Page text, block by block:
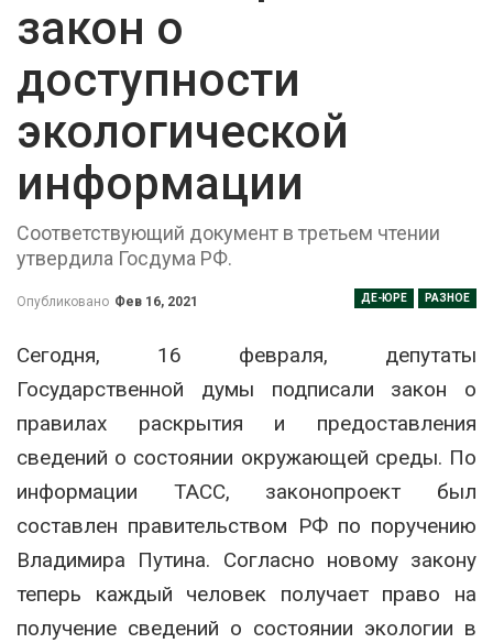
закон о
доступности
экологической
информации
Соответствующий документ в третьем чтении
утвердила Госдума РФ.
ДЕ-ЮРЕ РАЗНОЕ
Опубликовано Фев 16, 2021
Сегодня, 16 февраля, депутаты
Государственной думы подписали закон о
правилах раскрытия и предоставления
сведений о состоянии окружающей среды. По
информации ТАСС, законопроект был
составлен правительством РФ по поручению
Владимира Путина. Согласно новому закону
теперь каждый человек получает право на
получение сведений о состоянии экологии в